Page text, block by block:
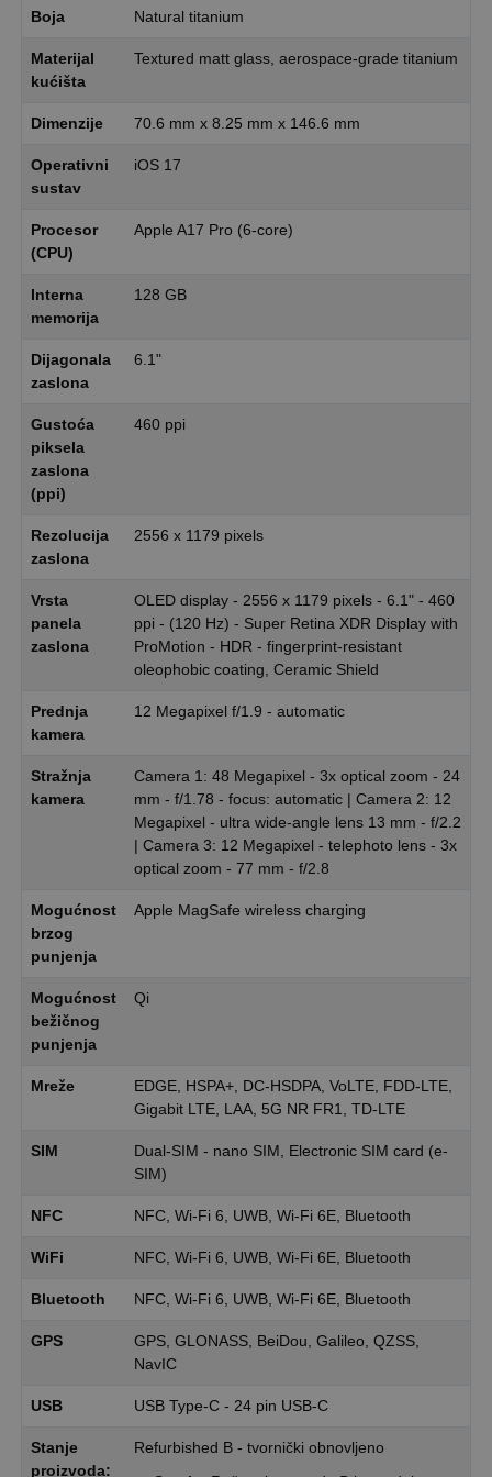
Boja Natural titanium
Materijal
kućišta
Textured matt glass, aerospace-grade titanium
Dimenzije 70.6 mm x 8.25 mm x 146.6 mm
Operativni
sustav
iOS 17
Procesor
(CPU)
Apple A17 Pro (6-core)
Interna
memorija
128 GB
Dijagonala
zaslona
6.1"
Gustoća
piksela
zaslona
(ppi)
460 ppi
Rezolucija
zaslona
2556 x 1179 pixels
Vrsta
panela
zaslona
OLED display - 2556 x 1179 pixels - 6.1" - 460
ppi - (120 Hz) - Super Retina XDR Display with
ProMotion - HDR - fingerprint-resistant
oleophobic coating, Ceramic Shield
Prednja
kamera
12 Megapixel f/1.9 - automatic
Stražnja
kamera
Camera 1: 48 Megapixel - 3x optical zoom - 24
mm - f/1.78 - focus: automatic | Camera 2: 12
Megapixel - ultra wide-angle lens 13 mm - f/2.2
| Camera 3: 12 Megapixel - telephoto lens - 3x
optical zoom - 77 mm - f/2.8
Mogućnost
brzog
punjenja
Apple MagSafe wireless charging
Mogućnost
bežičnog
punjenja
Qi
Mreže
EDGE, HSPA+, DC-HSDPA, VoLTE, FDD-LTE,
Gigabit LTE, LAA, 5G NR FR1, TD-LTE
SIM
Dual-SIM - nano SIM, Electronic SIM card (e-
SIM)
NFC NFC, Wi-Fi 6, UWB, Wi-Fi 6E, Bluetooth
WiFi NFC, Wi-Fi 6, UWB, Wi-Fi 6E, Bluetooth
Bluetooth NFC, Wi-Fi 6, UWB, Wi-Fi 6E, Bluetooth
GPS
GPS, GLONASS, BeiDou, Galileo, QZSS,
NavIC
USB USB Type-C - 24 pin USB-C
Stanje
proizvoda:
Refurbished B - tvornički obnovljeno